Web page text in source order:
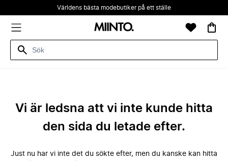
Världens bästa modebutiker på ett ställe
Vi är ledsna att vi inte kunde hitta
den sida du letade efter.
Just nu har vi inte det du sökte efter, men du kanske kan hitta